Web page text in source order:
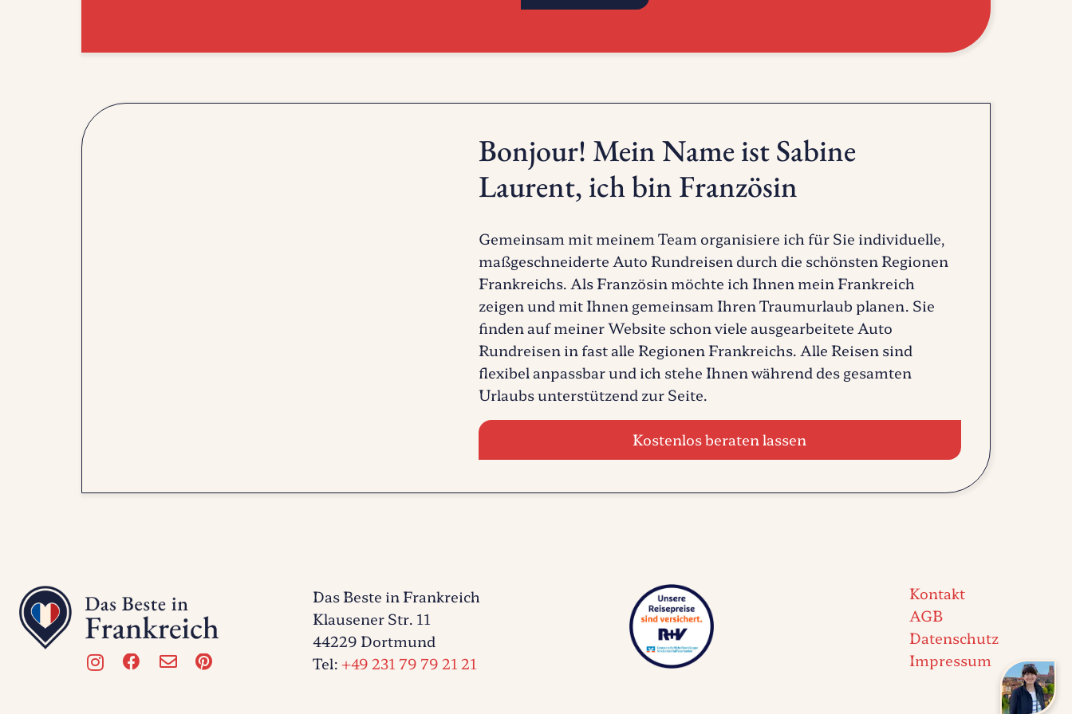
Bonjour! Mein Name ist Sabine
Laurent, ich bin Französin
Gemeinsam mit meinem Team organisiere ich für Sie individuelle,
maßgeschneiderte Auto Rundreisen durch die schönsten Regionen
Frankreichs. Als Französin möchte ich Ihnen mein Frankreich
zeigen und mit Ihnen gemeinsam Ihren Traumurlaub planen. Sie
finden auf meiner Website schon viele ausgearbeitete Auto
Rundreisen in fast alle Regionen Frankreichs. Alle Reisen sind
flexibel anpassbar und ich stehe Ihnen während des gesamten
Urlaubs unterstützend zur Seite.
Kostenlos beraten lassen
Das Beste in Frankreich
Klausener Str. 11
44229 Dortmund
Tel:+49 231 79 79 21 21
Kontakt
AGB
Datenschutz
Impressum